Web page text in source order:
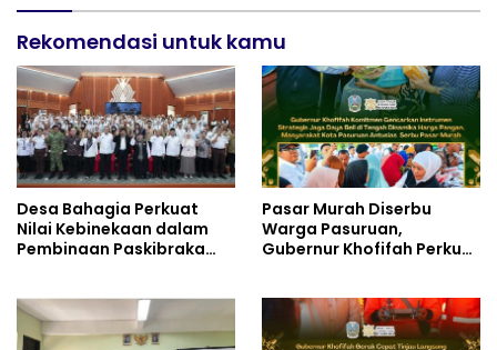
Rekomendasi untuk kamu
Desa Bahagia Perkuat
Nilai Kebinekaan dalam
Pembinaan Paskibraka
Pasar Murah Diserbu
Warga Pasuruan,
Gubernur Khofifah Perkuat